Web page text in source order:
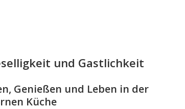
und Gastlichkeit
Genießen und Leben in der
Küche